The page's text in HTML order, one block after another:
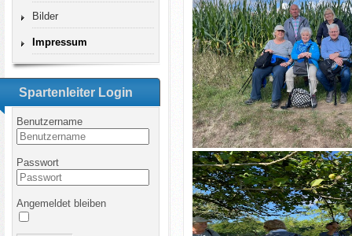
Bilder
Impressum
Spartenleiter Login
Benutzername
Passwort
Angemeldet bleiben